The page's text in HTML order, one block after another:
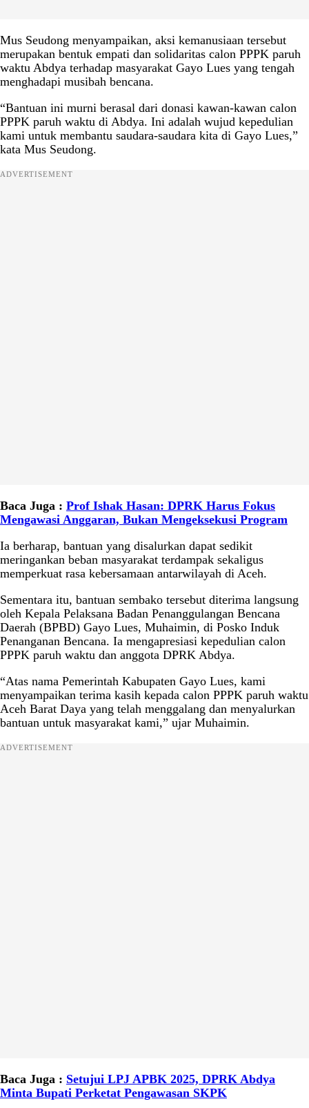
Mus Seudong menyampaikan, aksi kemanusiaan tersebut
merupakan bentuk empati dan solidaritas calon PPPK paruh
waktu Abdya terhadap masyarakat Gayo Lues yang tengah
menghadapi musibah bencana.
“Bantuan ini murni berasal dari donasi kawan-kawan calon
PPPK paruh waktu di Abdya. Ini adalah wujud kepedulian
kami untuk membantu saudara-saudara kita di Gayo Lues,”
kata Mus Seudong.
ADVERTISEMENT
Baca Juga : Prof Ishak Hasan: DPRK Harus Fokus
Mengawasi Anggaran, Bukan Mengeksekusi Program
Ia berharap, bantuan yang disalurkan dapat sedikit
meringankan beban masyarakat terdampak sekaligus
memperkuat rasa kebersamaan antarwilayah di Aceh.
Sementara itu, bantuan sembako tersebut diterima langsung
oleh Kepala Pelaksana Badan Penanggulangan Bencana
Daerah (BPBD) Gayo Lues, Muhaimin, di Posko Induk
Penanganan Bencana. Ia mengapresiasi kepedulian calon
PPPK paruh waktu dan anggota DPRK Abdya.
“Atas nama Pemerintah Kabupaten Gayo Lues, kami
menyampaikan terima kasih kepada calon PPPK paruh waktu
Aceh Barat Daya yang telah menggalang dan menyalurkan
bantuan untuk masyarakat kami,” ujar Muhaimin.
ADVERTISEMENT
Baca Juga : Setujui LPJ APBK 2025, DPRK Abdya
Minta Bupati Perketat Pengawasan SKPK